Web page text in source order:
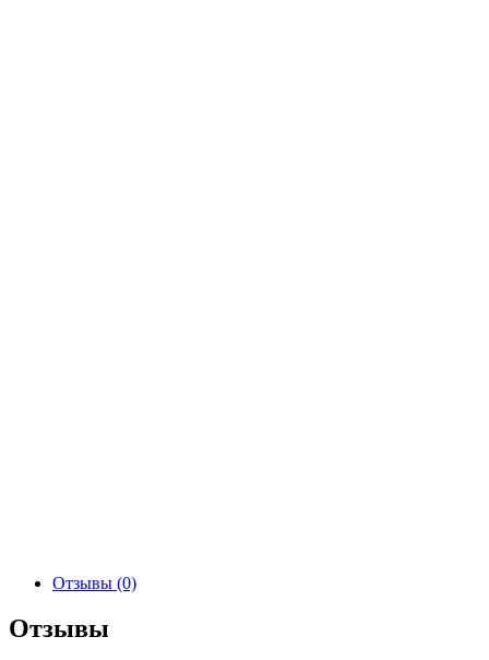
Отзывы (0)
Отзывы